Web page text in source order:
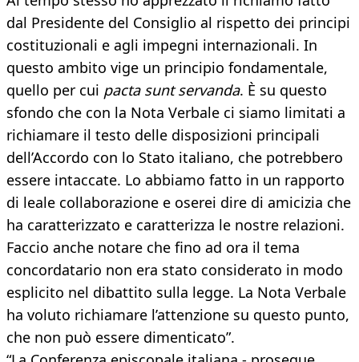
dal Presidente del Consiglio al rispetto dei principi
costituzionali e agli impegni internazionali. In
questo ambito vige un principio fondamentale,
quello per cui pacta sunt servanda. È su questo
sfondo che con la Nota Verbale ci siamo limitati a
richiamare il testo delle disposizioni principali
dell’Accordo con lo Stato italiano, che potrebbero
essere intaccate. Lo abbiamo fatto in un rapporto
di leale collaborazione e oserei dire di amicizia che
ha caratterizzato e caratterizza le nostre relazioni.
Faccio anche notare che fino ad ora il tema
concordatario non era stato considerato in modo
esplicito nel dibattito sulla legge. La Nota Verbale
ha voluto richiamare l’attenzione su questo punto,
che non può essere dimenticato”.